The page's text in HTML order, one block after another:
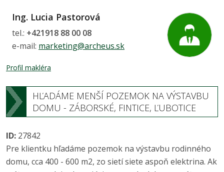
Ing. Lucia Pastorová
tel.: +421918 88 00 08
e-mail: marketing@archeus.sk
Profil makléra
HĽADÁME MENŠÍ POZEMOK NA VÝSTAVBU
DOMU - ZÁBORSKÉ, FINTICE, ĽUBOTICE
ID: 27842
Pre klientku hľadáme pozemok na výstavbu rodinného
domu, cca 400 - 600 m2, zo sietí siete aspoň elektrina. Ak